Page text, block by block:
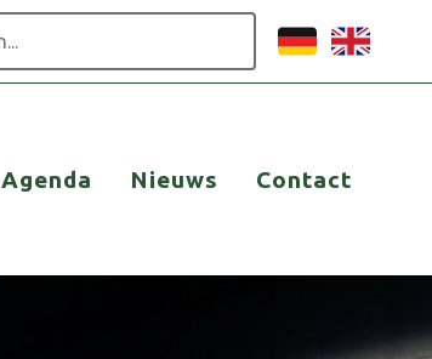
Agenda Nieuws Contact